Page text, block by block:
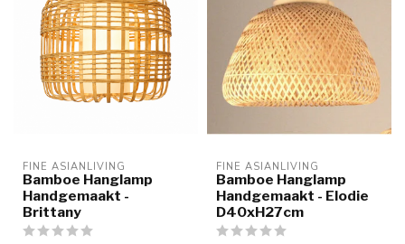
FINE ASIANLIVING
Bamboe Hanglamp
Handgemaakt -
Brittany
FINE ASIANLIVING
Bamboe Hanglamp
Handgemaakt - Elodie
D40xH27cm